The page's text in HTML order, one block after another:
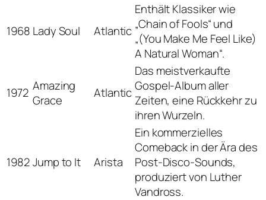
1968 Lady Soul Atlantic
Enthält Klassiker wie
„Chain of Fools“ und
„(You Make Me Feel Like)
A Natural Woman“.
1972 Amazing
Grace
Atlantic
Das meistverkaufte
Gospel-Album aller
Zeiten, eine Rückkehr zu
ihren Wurzeln.
1982 Jump to It Arista
Ein kommerzielles
Comeback in der Ära des
Post-Disco-Sounds,
produziert von Luther
Vandross.